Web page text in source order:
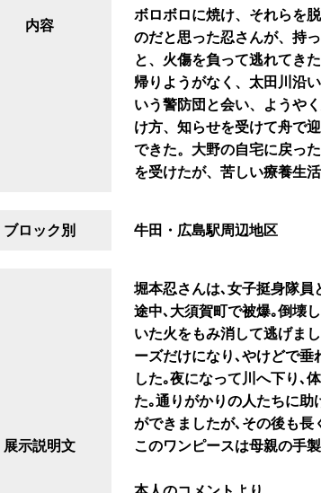
内容
ボロボロに焼け、それらを
のだと思った忍さんが、持
と、火傷を負って逃れてき
帰りようがなく、太田川沿
いう警防団と会い、ようや
け方、知らせを受けて舟で
できた。大野の自宅に戻っ
を受けたが、苦しい療養生活
ブロック別 牛田・広島駅周辺地区
展示説明文
堀本忍さんは､女子挺身隊
途中､大須賀町で被爆｡倒壊
いた火をもみ消して逃げま
ーズだけになり､やけどで
した｡夜になって川へ下り､
た｡通りがかりの人たちに
ができましたが､その後も長
このワンピースは母親の手